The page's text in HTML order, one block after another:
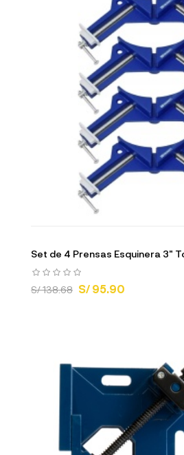
Set de 4 Prensas Esquinera 3"
S/ 138.68 S/ 95.90